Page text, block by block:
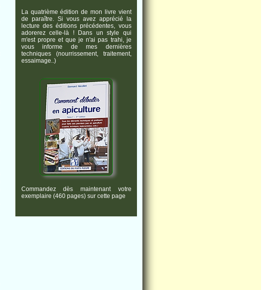
La quatrième édition de mon livre vient
de paraître. Si vous avez apprécié la
lecture des éditions précédentes, vous
adorerez celle-là ! Dans un style qui
m'est propre et que je n'ai pas trahi, je
vous informe de mes dernières
techniques (nourrissement, traitement,
essaimage..)
Commandez dès maintenant votre
exemplaire (460 pages) sur cette page